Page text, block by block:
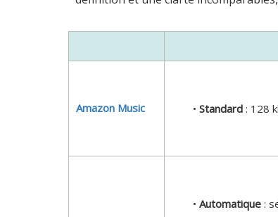
Amazon Music • Standard : 128
• Automatique :